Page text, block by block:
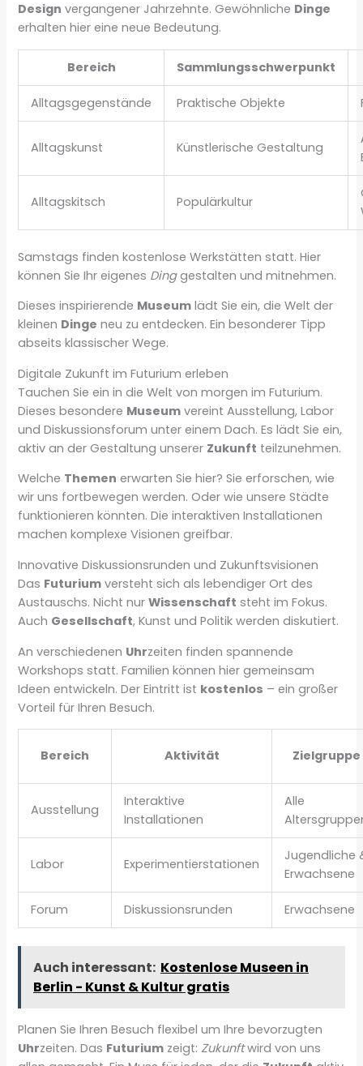
Design vergangener Jahrzehnte. Gewöhnliche Dinge
erhalten hier eine neue Bedeutung.
Bereich Sammlungsschwerpunkt
Alltagsgegenstände Praktische Objekte
Alltagskunst Künstlerische Gestaltung
Alltagskitsch Populärkultur
Samstags finden kostenlose Werkstätten statt. Hier
können Sie Ihr eigenes Dinggestalten und mitnehmen.
Dieses inspirierende Museum lädt Sie ein, die Welt der
kleinen Dinge neu zu entdecken. Ein besonderer Tipp
abseits klassischer Wege.
Digitale Zukunft im Futurium erleben
Tauchen Sie ein in die Welt von morgen im Futurium.
Dieses besondere Museum vereint Ausstellung, Labor
und Diskussionsforum unter einem Dach. Es lädt Sie ein,
aktiv an der Gestaltung unserer Zukunft teilzunehmen.
Welche Themen erwarten Sie hier? Sie erforschen, wie
wir uns fortbewegen werden. Oder wie unsere Städte
funktionieren könnten. Die interaktiven Installationen
machen komplexe Visionen greifbar.
Innovative Diskussionsrunden und Zukunftsvisionen
Das Futurium versteht sich als lebendiger Ort des
Austauschs. Nicht nurWissenschaft steht im Fokus.
Auch Gesellschaft, Kunst und Politik werden diskutiert.
An verschiedenen Uhrzeiten finden spannende
Workshops statt. Familien können hier gemeinsam
Ideen entwickeln. Der Eintritt ist kostenlos – ein großer
Vorteil für Ihren Besuch.
Bereich Aktivität Zielgruppe
Ausstellung
Interaktive
Installationen
Alle
Labor Experimentierstationen
Jugendliche
Erwachsene
Forum Diskussionsrunden Erwachsene
Auch interessant: Kostenlose Museen in
Berlin - Kunst & Kultur gratis
Planen Sie Ihren Besuch flexibel um Ihre bevorzugten
Uhrzeiten. Das Futurium zeigt:Zukunftwird von uns